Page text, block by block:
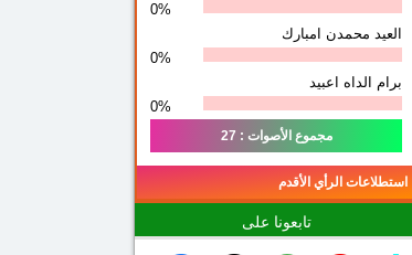
0%
العيد محمدن امبارك
0%
برام الداه اعبيد
0%
مجموع الأصوات : 27
استطلاعات الرأي الأقدم
تابعونا على